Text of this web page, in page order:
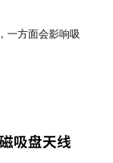
一方面会影响吸